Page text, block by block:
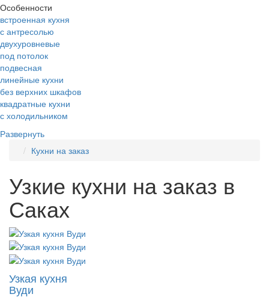
Особенности
встроенная кухня
с антресолью
двухуровневые
под потолок
подвесная
линейные кухни
без верхних шкафов
квадратные кухни
с холодильником
Развернуть
Кухни на заказ
Узкие кухни на заказ в
Саках
Узкая кухня
Вуди